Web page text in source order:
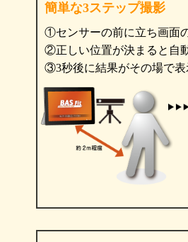
簡単な3ステップ撮影
①センサーの前に立ち画面
②正しい位置が決まると自
③3秒後に結果がその場で表